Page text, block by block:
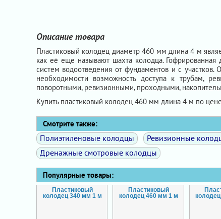
Описание товара
Пластиковый колодец диаметр 460 мм длина 4 м
как её еще называют шахта колодца.
систем водоотведения от фундаментов и с
необходимости возможность доступа к трубам,
поворотными, ревизионными, проходными,
Купить пластиковый колодец 460 мм длина 4 м по цене
Смотрите также:
Полиэтиленовые колодцы Ревизионные
Дренажные смотровые колодцы
Популярные товары:
Пластиковый
колодец 340 мм 1 м
Пластиковый
колодец 460 мм 1 м